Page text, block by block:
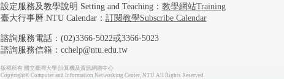
設定服務及教學說明 Setting and Teaching： 教學網站Training
臺大行事曆 NTU Calendar： 訂閱教學Subscribe Calendar
諮詢服務電話：(02)3366-5022或3366-5023
諮詢服務信箱：cchelp@ntu.edu.tw
版權所有 國立臺灣大學 計算機及資訊網路中心
Copyright© Computer and Information Networking Center, NTU All Rights Reserved.